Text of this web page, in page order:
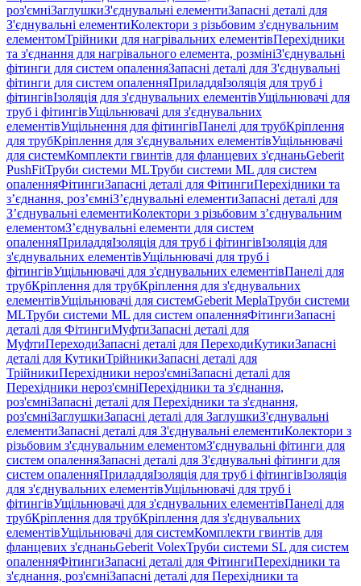
роз'ємніЗаглушкиЗ'єднувальні елементиЗапасні деталі для
З'єднувальні елементиКолектори з різьбовим з'єднувальним
елементомТрійники для нагрівальних елементівПерехідники
та з'єднання для нагрівального елемента, розмініЗ'єднувальні
фітинги для систем опаленняЗапасні деталі для З'єднувальні
фітинги для систем опаленняПриладдяІзоляція для труб і
фітингівІзоляція для з'єднувальних елементівУщільнювачі для
труб і фітингівУщільнювачі для з'єднувальних
елементівУщільнення для фітингівПанелі для трубКріплення
для трубКріплення для з'єднувальних елементівУщільнювачі
для системКомплекти гвинтів для фланцевих з'єднаньGeberit
PushFitТруби системи MLТруби системи ML для систем
опаленняФітингиЗапасні деталі для ФітингиПерехідники та
з’єднання, роз’ємніЗ’єднувальні елементиЗапасні деталі для
З’єднувальні елементиКолектори з різьбовим з’єднувальним
елементомЗ’єднувальні елементи для систем
опаленняПриладдяІзоляція для труб і фітингівІзоляція для
з'єднувальних елементівУщільнювачі для труб і
фітингівУщільнювачі для з'єднувальних елементівПанелі для
трубКріплення для трубКріплення для з'єднувальних
елементівУщільнювачі для системGeberit MeplaТруби системи
MLТруби системи ML для систем опаленняФітингиЗапасні
деталі для ФітингиМуфтиЗапасні деталі для
МуфтиПереходиЗапасні деталі для ПереходиКутикиЗапасні
деталі для КутикиТрійникиЗапасні деталі для
ТрійникиПерехідники нероз'ємніЗапасні деталі для
Перехідники нероз'ємніПерехідники та з'єднання,
роз'ємніЗапасні деталі для Перехідники та з'єднання,
роз'ємніЗаглушкиЗапасні деталі для ЗаглушкиЗ'єднувальні
елементиЗапасні деталі для З'єднувальні елементиКолектори з
різьбовим з'єднувальним елементомЗ'єднувальні фітинги для
систем опаленняЗапасні деталі для З'єднувальні фітинги для
систем опаленняПриладдяІзоляція для труб і фітингівІзоляція
для з'єднувальних елементівУщільнювачі для труб і
фітингівУщільнювачі для з'єднувальних елементівПанелі для
трубКріплення для трубКріплення для з'єднувальних
елементівУщільнювачі для системКомплекти гвинтів для
фланцевих з'єднаньGeberit VolexТруби системи SL для систем
опаленняФітингиЗапасні деталі для ФітингиПерехідники та
з'єднання, роз'ємніЗапасні деталі для Перехідники та